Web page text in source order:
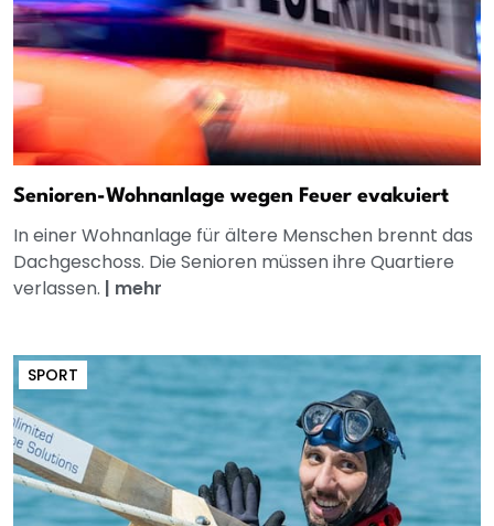
Senioren-Wohnanlage wegen Feuer evakuiert
In einer Wohnanlage für ältere Menschen brennt das
Dachgeschoss. Die Senioren müssen ihre Quartiere
verlassen. | mehr
SPORT